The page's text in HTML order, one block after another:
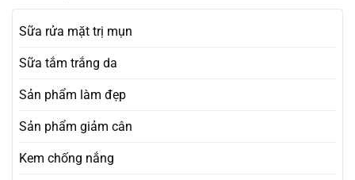
Sữa rửa mặt trị mụn
Sữa tắm trắng da
Sản phẩm làm đẹp
Sản phẩm giảm cân
Kem chống nắng